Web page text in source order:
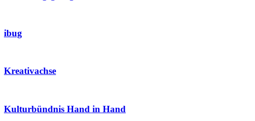
ibug
Kreativachse
Kulturbündnis Hand in Hand